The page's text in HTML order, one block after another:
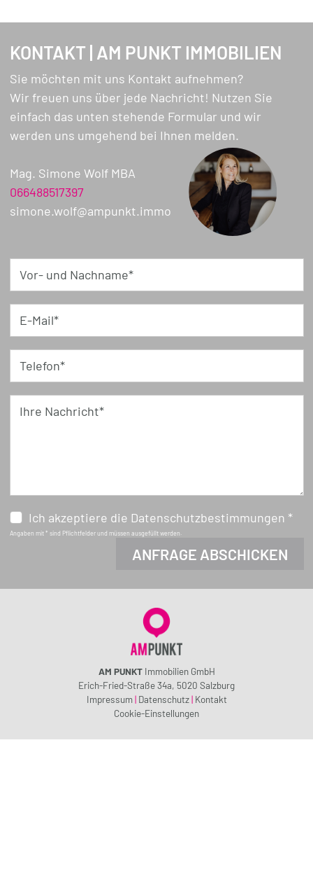
KONTAKT | AM PUNKT IMMOBILIEN
Sie möchten mit uns Kontakt aufnehmen?
Wir freuen uns über jede Nachricht! Nutzen Sie
einfach das unten stehende Formular und wir
werden uns umgehend bei Ihnen melden.
Mag. Simone Wolf MBA
066488517397
simone.wolf@ampunkt.immo
Vor- und Nachname*
E-Mail*
Telefon*
Ihre Nachricht*
Ich akzeptiere die Datenschutzbestimmungen *
Angaben mit * sind Pflichtfelder und müssen ausgefüllt werden.
AM PUNKTImmobilien GmbH
Erich-Fried-Straße 34a, 5020 Salzburg
Impressum | Datenschutz | Kontakt
Cookie-Einstellungen